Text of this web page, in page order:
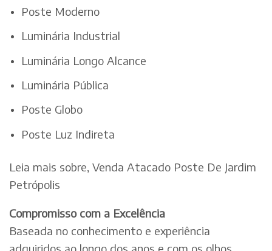
Poste Moderno
Luminária Industrial
Luminária Longo Alcance
Luminária Pública
Poste Globo
Poste Luz Indireta
Leia mais sobre, Venda Atacado Poste De Jardim
Petrópolis
Compromisso com a Excelência
Baseada no conhecimento e experiência